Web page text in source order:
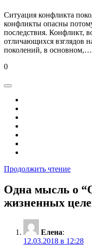
Ситуация конфликта
конфликты опасны
последствия. Конфликт,
отличающихся взглядов
поколений, в основном,…
0
Продолжить чтение
Одна мысль о “
жизненных
Елена:
12.03.2018 в 12:28